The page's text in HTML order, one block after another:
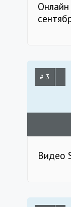
Онлайн
# 3
Видео